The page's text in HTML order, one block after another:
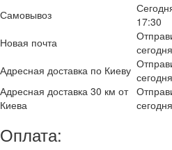
Самовывоз
17:30
Новая почта
сегодня
Адресная доставка по Киеву сегодня
Адресная доставка 30 км от
Киева
сегодня
Оплата: